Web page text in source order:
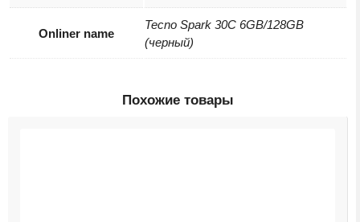
Onliner name
Tecno Spark 30C 6GB/128GB
(черный)
Похожие товары